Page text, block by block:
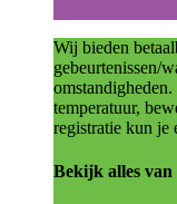
Wij bieden
gebeurtenissen/
temperatuur,
registratie kun je
Bekijk alles van